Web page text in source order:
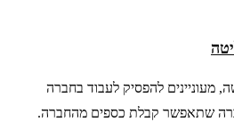
מעוניינים להפסיק לעבוד בחברה
שתאפשר קבלת כספים מהחברה.